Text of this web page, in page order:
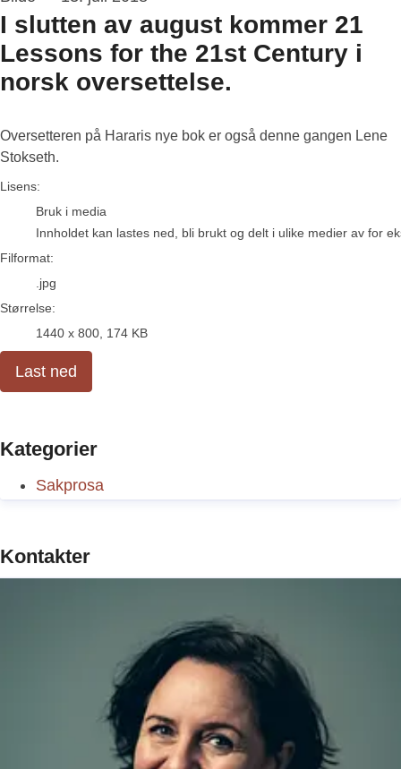
I slutten av august kommer 21
Lessons for the 21st Century i
norsk oversettelse.
Oversetteren på Hararis nye bok er også denne gangen Lene
Stokseth.
go to media item
Lisens:
Bruk i media
Innholdet kan lastes ned, bli brukt og delt i ulike medier av for
Filformat:
.jpg
Størrelse:
1440 x 800, 174 KB
Last ned
Kategorier
Sakprosa
Kontakter